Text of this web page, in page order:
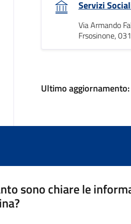
Servizi
Via Armando
Frsosinone,
Ultimo aggiornamento:
sono chiare le